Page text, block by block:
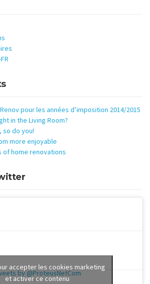
pour les années d’imposition 2014/2015
in the Living Room?
so do you!
more enjoyable
of home renovations
by @ProteusNetCom
accepter les cookies marketing
et activer ce contenu